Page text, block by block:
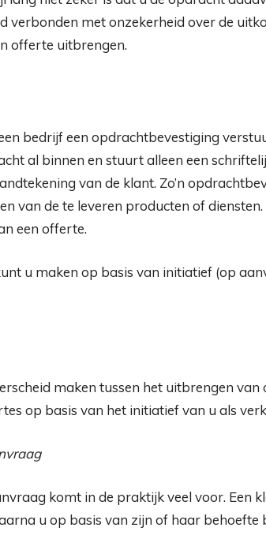
verbonden met onzekerheid over de
offerte uitbrengen.
bedrijf een opdrachtbevestiging
al binnen en stuurt alleen een
van de klant. Zo’n
van de te leveren producten of
een offerte.
u maken op basis van initiatief (op
maken tussen het uitbrengen van
op basis van het initiatief van u als
komt in de praktijk veel voor. Een
u op basis van zijn of haar behoefte